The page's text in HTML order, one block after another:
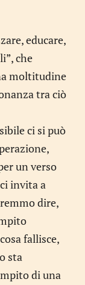
educare,
che
moltitudine
tra ciò
ci si può
un verso
invita a
dire,
fallisce,
sta
di una